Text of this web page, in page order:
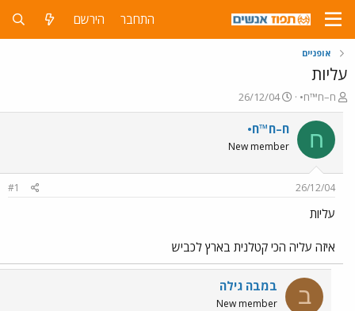
התחבר הירשם
אופניים
עליות
פ
ו
ת
ח
ה
ש
א
ח–ח™ח•
פ
ו
ר
ס
ם
26/12/04
ח ח–ח™ח•
New member
26/12/04
#1
עליות
איזה עליה הכי קטלנית בארץ לכביש
ב במבה גילה
New member